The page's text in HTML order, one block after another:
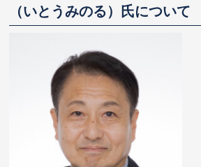
（いとうみのる）氏について